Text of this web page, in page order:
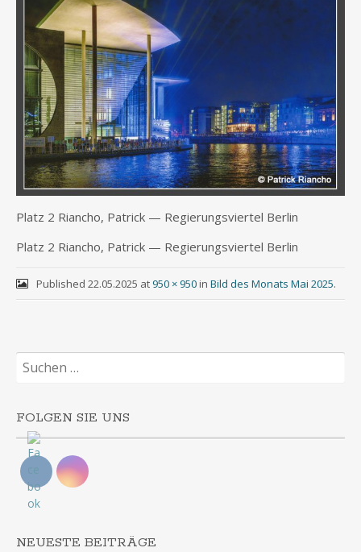
Platz 2 Riancho, Patrick — Regie­rungs­vier­tel Berlin
Platz 2 Riancho, Patrick — Regie­rungs­vier­tel Berlin
Published 22.05.2025 at950 × 950in Bild des Monats Mai 2025.
Suchen
nach:
FOLGEN SIE UNS
NEUESTE BEITRÄGE